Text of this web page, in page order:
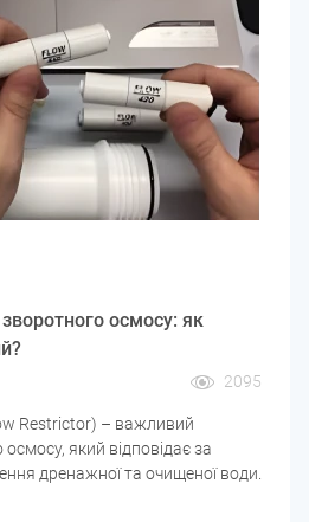
осмосу: як
2095
Restrictor) – важливий
який відповідає за
дренажної та очищеної води.